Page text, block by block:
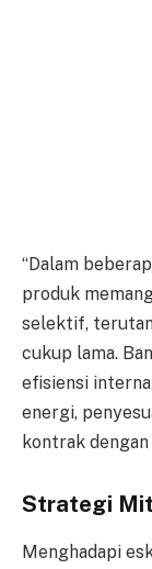
“Dalam
produk
selektif,
cukup lama.
efisiensi
energi,
kontrak
Strategi
Menghadapi